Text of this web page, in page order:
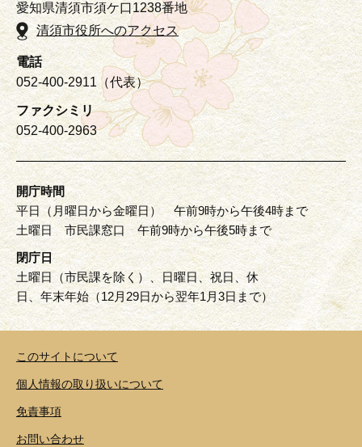
愛知県清須市須ケ口1238番地
清須市役所へのアクセス
電話
052-400-2911（代表）
ファクシミリ
052-400-2963
開庁時間
平日（月曜日から金曜日） 午前9時から午後4時まで
土曜日 市民課窓口 午前9時から午後5時まで
閉庁日
土曜日（市民課を除く）、日曜日、祝日、休
日、年末年始（12月29日から翌年1月3日まで）
このサイトについて
個人情報の取り扱いについて
免責事項
お問い合わせ